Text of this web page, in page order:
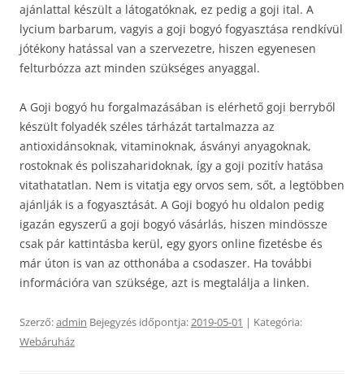
ajánlattal készült a látogatóknak, ez pedig a goji ital. A
lycium barbarum, vagyis a goji bogyó fogyasztása rendkívül
jótékony hatással van a szervezetre, hiszen egyenesen
felturbózza azt minden szükséges anyaggal.
A Goji bogyó hu forgalmazásában is elérhető goji berryből
készült folyadék széles tárházát tartalmazza az
antioxidánsoknak, vitaminoknak, ásványi anyagoknak,
rostoknak és poliszaharidoknak, így a goji pozitív hatása
vitathatatlan. Nem is vitatja egy orvos sem, sőt, a legtöbben
ajánlják is a fogyasztását. A Goji bogyó hu oldalon pedig
igazán egyszerű a goji bogyó vásárlás, hiszen mindössze
csak pár kattintásba kerül, egy gyors online fizetésbe és
már úton is van az otthonába a csodaszer. Ha további
információra van szüksége, azt is megtalálja a linken.
Szerző:admin Bejegyzés időpontja:2019-05-01 | Kategória:
Webáruház